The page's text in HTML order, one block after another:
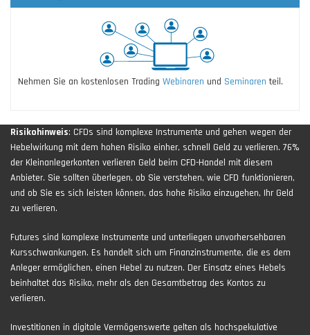
Nehmen Sie an kostenlosen Trading Webinaren und Seminaren teil.
Risikohinweis: CFDs sind komplexe Instrumente und gehen wegen der
Hebelwirkung mit dem hohen Risiko einher, schnell Geld zu verlieren. 76%
der Kleinanlegerkonten verlieren Geld beim CFD-Handel mit diesem
Anbieter. Sie sollten überlegen, ob Sie verstehen, wie CFD funktionieren,
und ob Sie es sich leisten können, das hohe Risiko einzugehen, Ihr Geld
zu verlieren.
Futures sind komplexe Instrumente und unterliegen unvorhersehbaren
Kursschwankungen. Es handelt sich um Finanzinstrumente, die es dem
Anleger ermöglichen, einen Hebel zu nutzen. Der Einsatz eines Hebels
beinhaltet das Risiko, mehr als den Gesamtbetrag des Kontos zu
verlieren.
Investitionen in digitale Vermögenswerte gelten als hochspekulative